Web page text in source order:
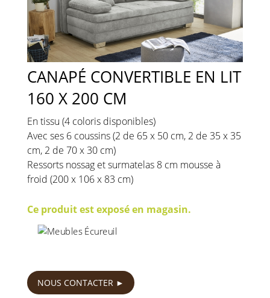
CANAPÉ CONVERTIBLE EN LIT
160 X 200 CM
En tissu (4 coloris disponibles)
Avec ses 6 coussins (2 de 65 x 50 cm, 2 de 35 x 35
cm, 2 de 70 x 30 cm)
Ressorts nossag et surmatelas 8 cm mousse à
froid (200 x 106 x 83 cm)
Ce produit est exposé en magasin.
NOUS CONTACTER